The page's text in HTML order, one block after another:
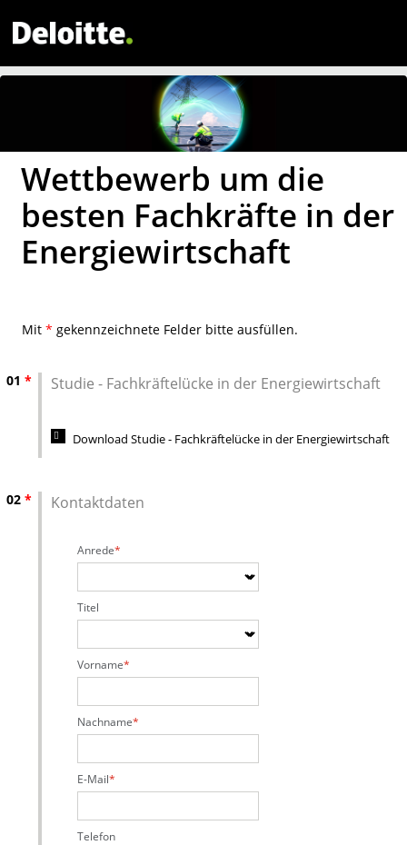
Wettbewerb um die
besten Fachkräfte in der
Energiewirtschaft
Mit * gekennzeichnete Felder bitte ausfüllen.
01 * Studie - Fachkräftelücke in der Energiewirtschaft
Download Studie - Fachkräftelücke in der Energiewirtschaft
02 * Kontaktdaten
Anrede
Titel
Vorname
Nachname
E-Mail
Telefon